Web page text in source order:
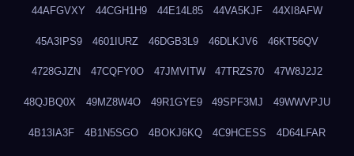
44AFGVXY 44CGH1H9 44E14L85 44VA5KJF 44XI8AFW
45A3IPS9 4601IURZ 46DGB3L9 46DLKJV6 46KT56QV
4728GJZN 47CQFY0O 47JMVITW 47TRZS70 47W8J2J2
48QJBQ0X 49MZ8W4O 49R1GYE9 49SPF3MJ 49WWVPJU
4B13IA3F 4B1N5SGO 4BOKJ6KQ 4C9HCESS 4D64LFAR